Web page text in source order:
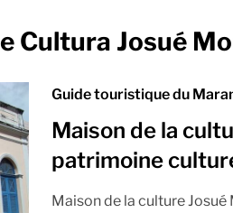
Cultura Josué
Guide touristique du
Maison de la
patrimoine
Maison de la culture